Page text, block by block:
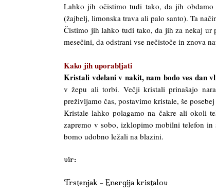
Lahko jih očistimo tudi tako, da jih
(žajbelj, limonska trava ali palo santo). Ta
Čistimo jih lahko tudi tako, da jih za nekaj ur
mesečini, da odstrani vse nečistoče in znova
Kako jih uporabljati
Kristali vdelani v nakit, nam bodo ves dan
v žepu ali torbi. Večji kristali prinašajo
preživljamo čas, postavimo kristale, še
Kristale lahko polagamo na čakre ali okoli
zapremo v sobo, izklopimo mobilni telefon in
bomo udobno ležali na blazini.
vir:
Trstenjak – Energija kristalov